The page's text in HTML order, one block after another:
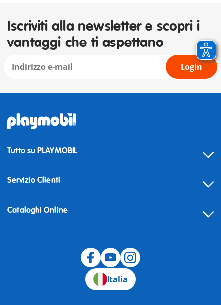
Iscriviti alla newsletter e scopri i
vantaggi che ti aspettano
Login
Tutto su PLAYMOBIL
Servizio Clienti
Cataloghi Online
Italia